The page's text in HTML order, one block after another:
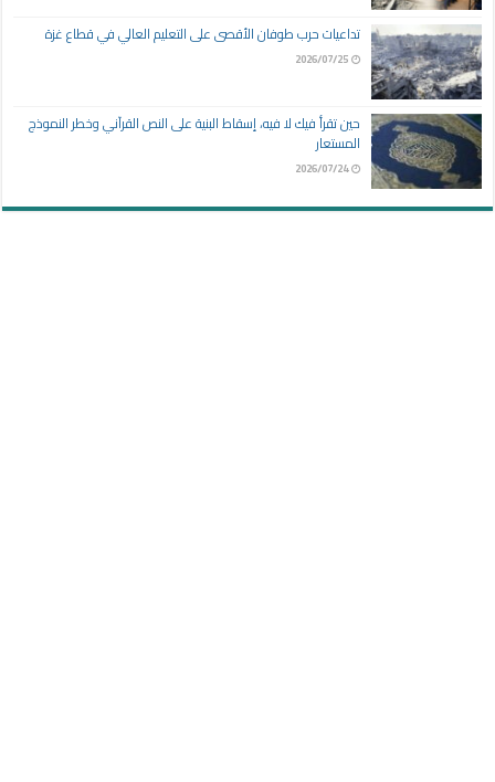
تداعيات حرب طوفان الأقصى على التعليم العالي في قطاع غزة
2026/07/25
حين تقرأ فيك لا فيه، إسقاط البنية على النص القرآني وخطر النموذج
المستعار
2026/07/24